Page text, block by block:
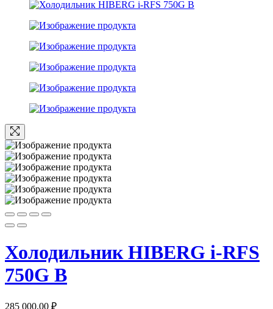
Холодильник HIBERG i-RFS
750G B
285 000,00 ₽